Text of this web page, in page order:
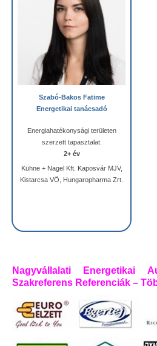
Szabó-Bakos Fatime
Energetikai tanácsadó
Energiahatékonysági területen
szerzett tapasztalat:
2+ év
Kühne + Nagel Kft. Kaposvár MJV,
Kistarcsa VÖ, Hungaropharma Zrt.
Nagyvállalati Energetikai
Szakreferens Referenciák –